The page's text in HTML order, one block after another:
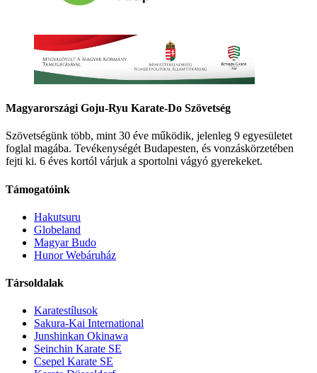
Magyarországi Goju-Ryu Karate-Do Szövetség
Szövetségünk több, mint 30 éve működik, jelenleg 9 egyesületet
foglal magába. Tevékenységét Budapesten, és vonzáskörzetében
fejti ki. 6 éves kortól várjuk a sportolni vágyó gyerekeket.
Támogatóink
Hakutsuru
Globeland
Magyar Budo
Hunor Webáruház
Társoldalak
Karatestílusok
Sakura-Kai International
Junshinkan Okinawa
Seinchin Karate SE
Csepel Karate SE